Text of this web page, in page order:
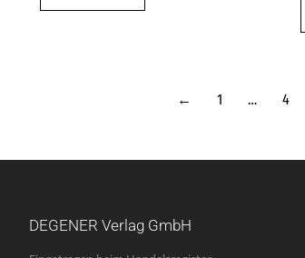
← 1 … 4
DEGENER Verlag GmbH